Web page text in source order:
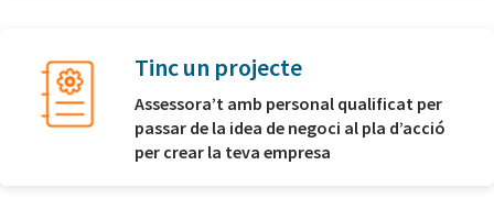
Tinc un projecte
Assessora’t amb personal qualificat per
passar de la idea de negoci al pla d’acció
per crear la teva empresa